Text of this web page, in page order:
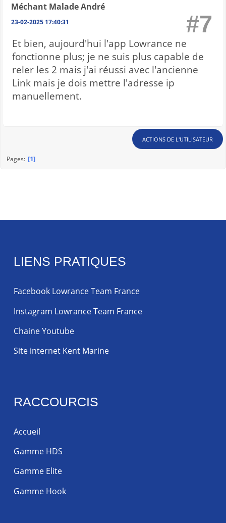
Méchant Malade André
23-02-2025 17:40:31 #7
Et bien, aujourd'hui l'app Lowrance ne
fonctionne plus; je ne suis plus capable de
reler les 2 mais j'ai réussi avec l'ancienne
Link mais je dois mettre l'adresse ip
manuellement.
ACTIONS DE L'UTILISATEUR
Pages 1
LIENS PRATIQUES
Facebook Lowrance Team France
Instagram Lowrance Team France
Chaine Youtube
Site internet Kent Marine
RACCOURCIS
Accueil
Gamme HDS
Gamme Elite
Gamme Hook